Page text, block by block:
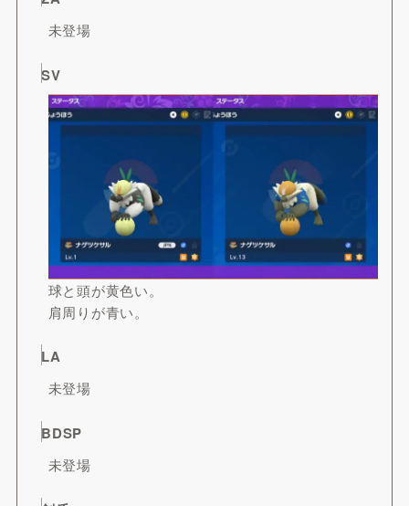
未登場
SV
球と頭が黄色い。
肩周りが青い。
LA
未登場
BDSP
未登場